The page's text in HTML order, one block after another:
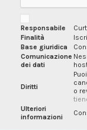
Responsabile
Finalità
Base giuridica
Comunicazione
dei dati
Diritti
o
Ulteriori
informazioni